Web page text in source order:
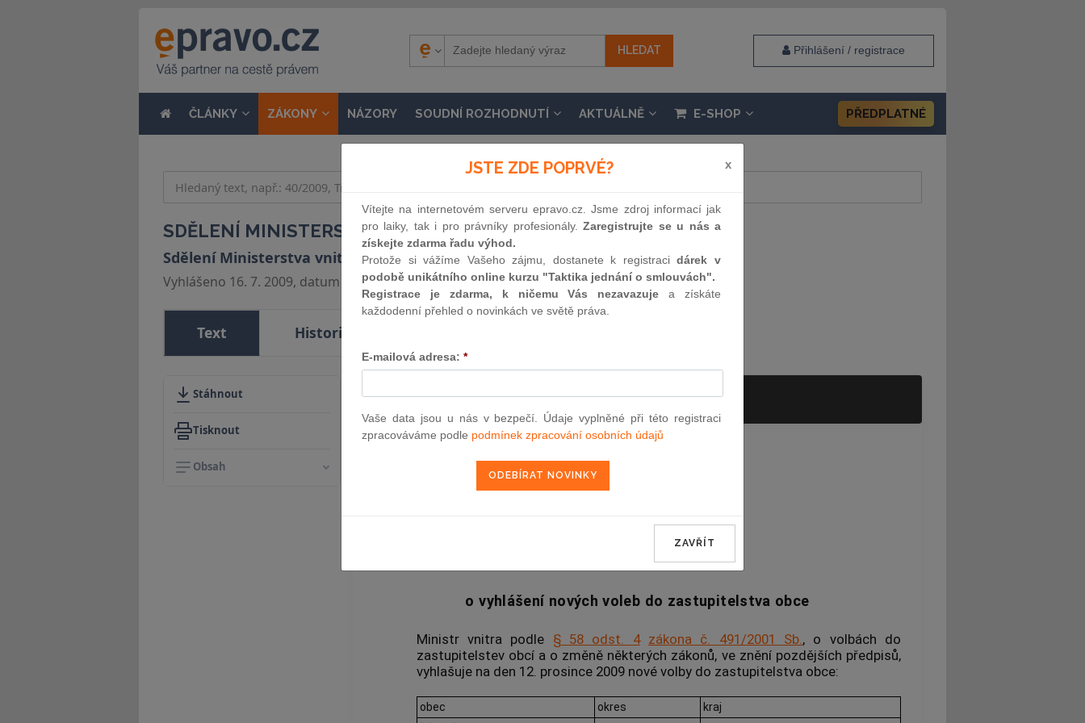
Přihlášení / registrace
ČLÁNKY ZÁKONY NÁZORY SOUDNÍ ROZHODNUTÍ AKTUÁLNĚ E-SHOP PŘEDPLATNÉ
SDĚLENÍ MINISTERSTVA VNITRA Č. 226/2009 SB.
Sdělení Ministerstva vnitra o vyhlášení nových voleb do zastupitelstva obce
Vyhlášeno 16. 7. 2009, datum účinnosti 16. 7. 2009, částka 67 / 2009
Text Historie
Stáhnout
Tisknout
Obsah
Vyhlášené zněníod 16. 7. 2009
Ministerstva vnitra
ze dne 10. července 2009
o vyhlášení nových voleb do zastupitelstva obce
Ministr vnitra podle § 58 odst. 4 zákona č. 491/2001 Sb. , o volbách do
zastupitelstev obcí a o změně některých zákonů, ve znění pozdějších předpisů,
vyhlašuje na den 12. prosince 2009 nové volby do zastupitelstva obce:
obec okres
kraj
JSTE ZDE POPRVÉ? x
Vítejte na internetovém serveru epravo.cz. Jsme zdroj informací jak
pro laiky, tak i pro právníky profesionály.Zaregistrujte se u nás a
získejte zdarma řadu výhod.
Protože si vážíme Vašeho zájmu, dostanete k registracidárek v
podobě unikátního online kurzu "Taktika jednání o smlouvách".
Registrace je zdarma, k ničemu Vás nezavazuje a získáte
každodenní přehled o novinkách ve světě práva.
E-mailová adresa: *
Vaše data jsou u nás v bezpečí. Údaje vyplněné při této registraci
zpracováváme podle podmínek zpracování osobních údajů
ZAVŘÍT